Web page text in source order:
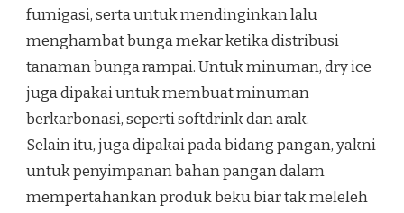
fumigasi, serta untuk mendinginkan lalu
menghambat bunga mekar ketika distribusi
tanaman bunga rampai. Untuk minuman, dry ice
juga dipakai untuk membuat minuman
berkarbonasi, seperti softdrink dan arak.
Selain itu, juga dipakai pada bidang pangan, yakni
untuk penyimpanan bahan pangan dalam
mempertahankan produk beku biar tak meleleh